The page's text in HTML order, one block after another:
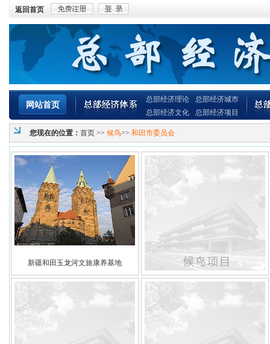
返回首页
网站首页
总部经济理论
总部经济文化
总部经济城市
总部经济项目
您现在的位置： 首页 >> 候鸟>> 和田市委员会
新疆和田玉龙河文旅康养基地